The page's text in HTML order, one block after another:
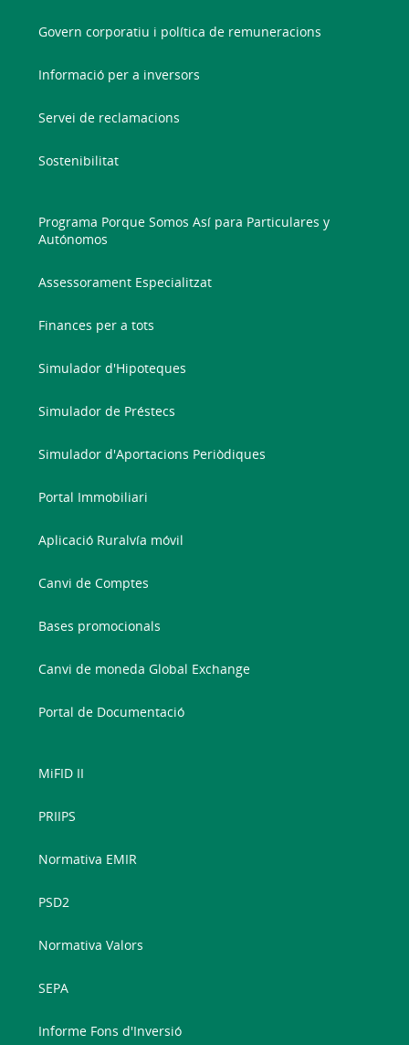
Govern corporatiu i política de remuneracions
Informació per a inversors
Servei de reclamacions
Sostenibilitat
Programa Porque Somos Así para Particulares y
Autónomos
Assessorament Especialitzat
Finances per a tots
Simulador d'Hipoteques
Simulador de Préstecs
Simulador d'Aportacions Periòdiques
Portal Immobiliari
Aplicació Ruralvía móvil
Canvi de Comptes
Bases promocionals
Canvi de moneda Global Exchange
Portal de Documentació
MiFID II
PRIIPS
Normativa EMIR
PSD2
Normativa Valors
SEPA
Informe Fons d'Inversió